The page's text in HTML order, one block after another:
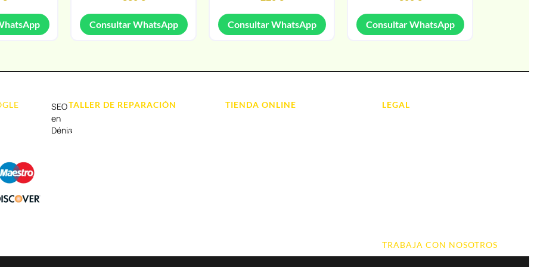
Consultar WhatsApp Consultar WhatsApp Consultar WhatsApp
SEO
en
Dénia
TALLER DE REPARACIÓN
Reparación de Tablets
TIENDA ONLINE LEGAL
TRABAJA CON NOSOTROS